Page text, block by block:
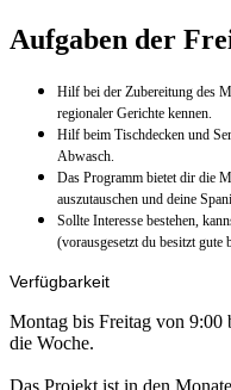
Aufgaben der
Hilf bei der Zubereitung des
regionaler Gerichte kennen.
Hilf beim Tischdecken und
Abwasch.
Das Programm bietet dir die
auszutauschen und deine
Sollte Interesse bestehen,
(vorausgesetzt du besitzt gute
Verfügbarkeit
Montag bis Freitag von 9:00
die Woche.
Das Projekt ist in den